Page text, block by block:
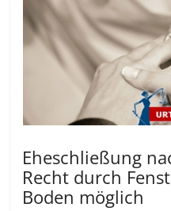
Eheschließung
Recht durch
Boden möglich